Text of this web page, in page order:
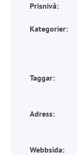
Prisnivå:
Kategorier:
Taggar:
Adress:
Webbsida: